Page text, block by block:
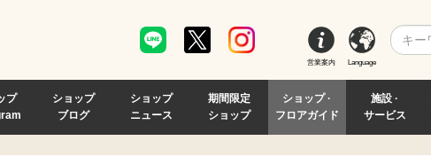
営業案内 Language
プ
ショップ
ブログ
ショップ
ニュース
期間限定
ショップ
ショップ ·
フロアガイド
施設 ·
サービス